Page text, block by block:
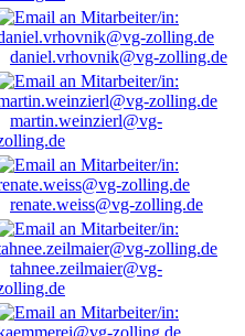
daniel.vrhovnik@vg-zolling.de
martin.weinzierl@vg-
renate.weiss@vg-zolling.de
tahnee.zeilmaier@vg-